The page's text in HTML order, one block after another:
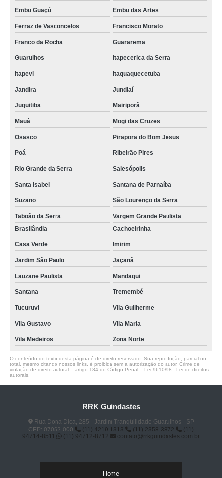
Embu Guaçú Embu das Artes
Ferraz de Vasconcelos Francisco Morato
Franco da Rocha Guararema
Guarulhos Itapecerica da Serra
Itapevi Itaquaquecetuba
Jandira Jundiaí
Juquitiba Mairiporã
Mauá Mogi das Cruzes
Osasco Pirapora do Bom Jesus
Poá Ribeirão Pires
Rio Grande da Serra Salesópolis
Santa Isabel Santana de Parnaíba
Suzano São Lourenço da Serra
Taboão da Serra
Vargem Grande Paulista
Brasilândia
Cachoeirinha
Casa Verde Imirim
Jardim São Paulo Jaçanã
Lauzane Paulista Mandaqui
Santana Tremembé
Tucuruvi Vila Guilherme
Vila Gustavo Vila Maria
Vila Medeiros Zona Norte
O conteúdo do texto desta página é de direito reservado. Sua reprodução, parcial ou
total, mesmo citando nossos links, é proibida sem a autorização do autor. Crime de
violação de direito autoral – artigo 184 do Código Penal – Lei 9610/98 - Lei de direitos
autorais.
RRK Guindastes
Rua Dona Dica, 285 - Jardim Tranqüilidade Guarulhos - SP
CEP: 07052-000
(11) 4219-1313 (11) 2358-3872
(11)
94714-8511
(11) 94712-8712 contato@rrkguindastes.com.br
Home